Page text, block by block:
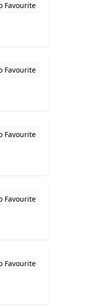
Favourite
Favourite
Favourite
Favourite
Favourite